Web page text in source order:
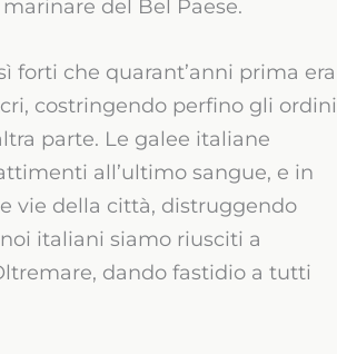
del Bel Paese.
forti che quarant’anni prima era
costringendo perfino gli ordini
parte. Le galee italiane
all’ultimo sangue, e in
vie della città, distruggendo
italiani siamo riusciti a
dando fastidio a tutti